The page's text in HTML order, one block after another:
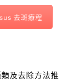
去斑療程
及去除方法推